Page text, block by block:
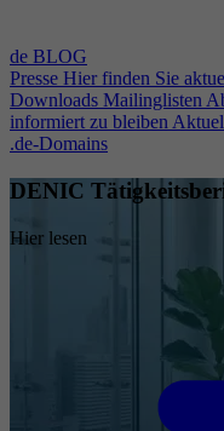
de BLOG
Presse Hier finden Sie
Downloads Mailinglisten
informiert zu bleiben
.de-Domains
DENIC
Hier lesen